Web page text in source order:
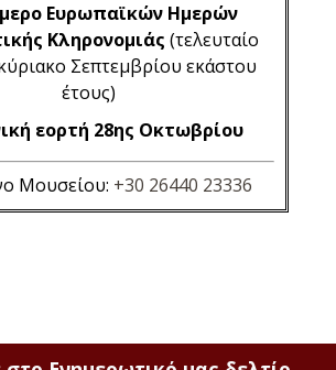
Ευρωπαϊκών Ημερών
Κληρονομιάς (τελευταίο
Σεπτεμβρίου εκάστου
έτους)
εορτή 28ης Οκτωβρίου
Μουσείου: +30 26440 23336